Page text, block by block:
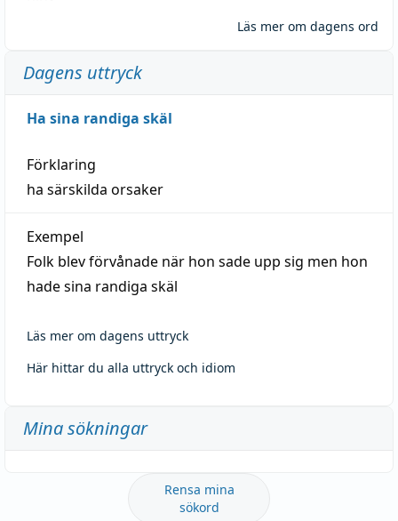
Läs mer om dagens ord
Dagens uttryck
Ha sina randiga skäl
Förklaring
ha särskilda orsaker
Exempel
Folk blev förvånade när hon sade upp sig men hon
hade sina randiga skäl
Läs mer om dagens uttryck
Här hittar du alla uttryck och idiom
Mina sökningar
Rensa mina
sökord